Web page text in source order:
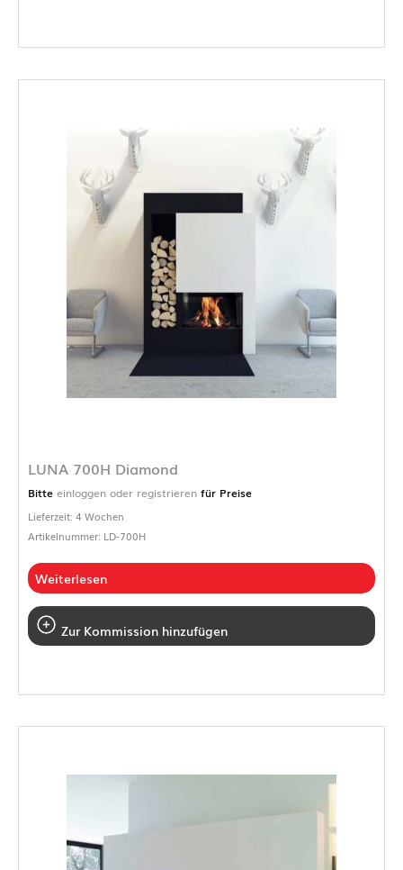
LUNA 700H Diamond
Bitte einloggen oder registrieren für Preise
Lieferzeit: 4 Wochen
Artikelnummer: LD-700H
Weiterlesen
Zur Kommission hinzufügen